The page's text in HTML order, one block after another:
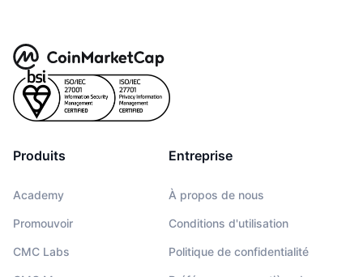
Produits
Academy
Promouvoir
CMC Labs
Entreprise
À propos de nous
Conditions d'utilisation
Politique de confidentialité